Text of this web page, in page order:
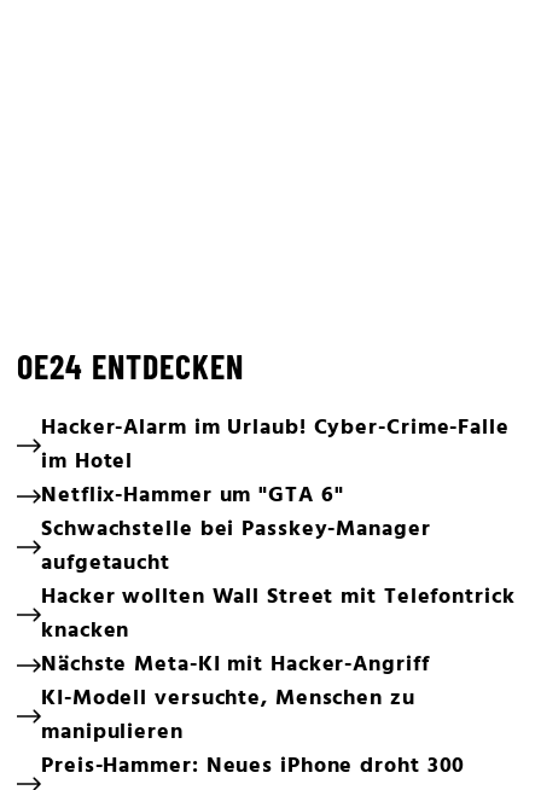
OE24 ENTDECKEN
Hacker-Alarm im Urlaub! Cyber-Crime-Falle
im Hotel
Netflix-Hammer um "GTA 6"
Schwachstelle bei Passkey-Manager
aufgetaucht
Hacker wollten Wall Street mit Telefontrick
knacken
Nächste Meta-KI mit Hacker-Angriff
KI-Modell versuchte, Menschen zu
manipulieren
Preis-Hammer: Neues iPhone droht 300